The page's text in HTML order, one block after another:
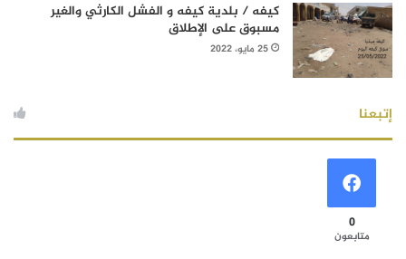
كيفه / بلدية كيفه و الفشل الكارثي والغير
مسبوق على الإطلاق
25 مايو، 2022
إتبعنا
0
متابعون